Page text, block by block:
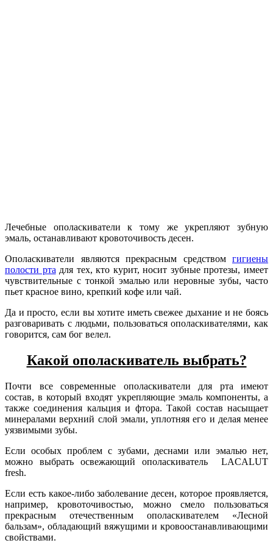
Лечебные ополаскиватели к тому же укрепляют зубную
эмаль, останавливают кровоточивость десен.
Ополаскиватели являются прекрасным средством гигиены
полости рта для тех, кто курит, носит зубные протезы, имеет
чувствительные с тонкой эмалью или неровные зубы, часто
пьет красное вино, крепкий кофе или чай.
Да и просто, если вы хотите иметь свежее дыхание и не боясь
разговаривать с людьми, пользоваться ополаскивателями, как
говорится, сам бог велел.
Какой ополаскиватель выбрать?
Почти все современные ополаскиватели для рта имеют
состав, в который входят укрепляющие эмаль компоненты, а
также соединения кальция и фтора. Такой состав насыщает
минералами верхний слой эмали, уплотняя его и делая менее
уязвимыми зубы.
Если особых проблем с зубами, деснами или эмалью нет,
можно выбрать освежающий ополаскиватель LACALUT
fresh.
Если есть какое-либо заболевание десен, которое проявляется,
например, кровоточивостью, можно смело пользоваться
прекрасным отечественным ополаскивателем «Лесной
бальзам», обладающий вяжущими и кровоостанавливающими
свойствами.